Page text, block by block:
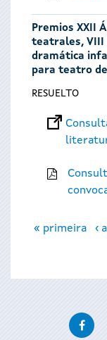
Premios XXII
teatrales, VIII
dramática
para teatro
RESUELTO
Páginas
« primeira ‹